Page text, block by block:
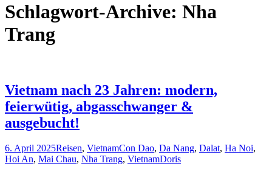
Schlagwort-Archive: Nha
Trang
Vietnam nach 23 Jahren: modern,
feierwütig, abgasschwanger &
ausgebucht!
6. April 2025Reisen, VietnamCon Dao, Da Nang, Dalat, Ha Noi,
Hoi An, Mai Chau, Nha Trang, VietnamDoris